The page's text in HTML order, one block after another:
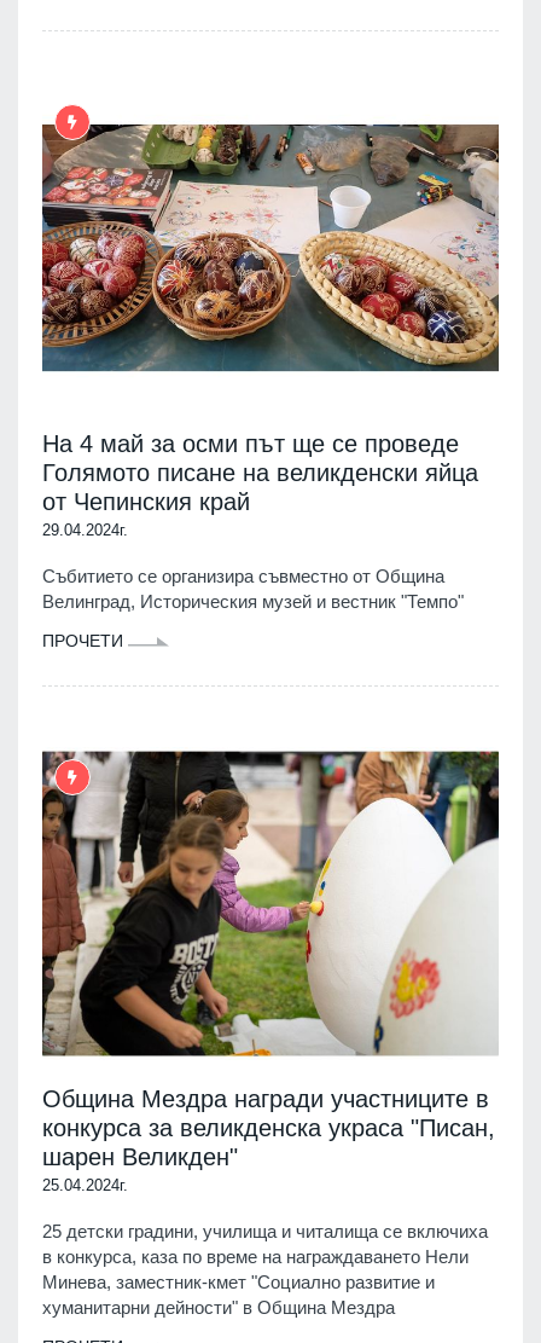
На 4 май за осми път ще се проведе
Голямото писане на великденски яйца
от Чепинския край
29.04.2024г.
Събитието се организира съвместно от Община
Велинград, Историческия музей и вестник "Темпо"
ПРОЧЕТИ
Община Мездра награди участниците в
конкурса за великденска украса "Писан,
шарен Великден"
25.04.2024г.
25 детски градини, училища и читалища се включиха
в конкурса, каза по време на награждаването Нели
Минева, заместник-кмет "Социално развитие и
хуманитарни дейности" в Община Мездра